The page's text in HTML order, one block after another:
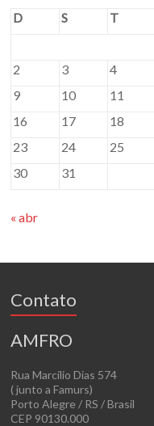
D
S T
2
3 4
9
10 11
16
17 18
23
24 25
30
31
« abr
Contato
AMFRO
Rua Marcílio Dias 574
( junto a Famurs)
Porto Alegre / RS / Brasil
CEP 90130.000